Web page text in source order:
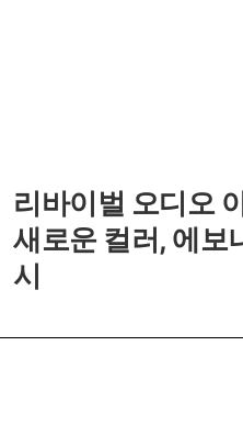
리바이벌 오디오
새로운 컬러, 에
시